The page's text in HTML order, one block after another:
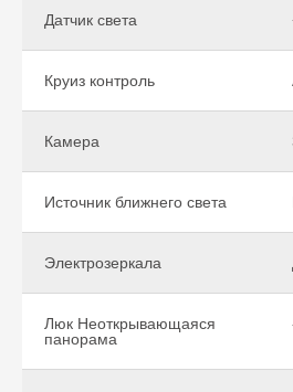
Датчик света
Круиз контроль
Камера
Источник ближнего света
Электрозеркала
Люк Неоткрывающаяся
панорама